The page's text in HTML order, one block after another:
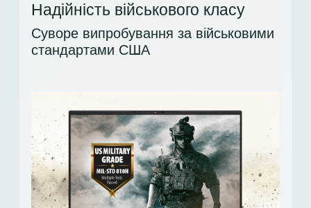
Надійність військового класу
Суворе випробування за військовими
стандартами США